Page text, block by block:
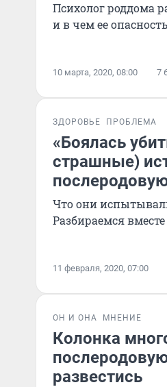
Психолог роддома
и в чем ее опасность
10 марта, 2020, 08:00 7
ЗДОРОВЬЕ ПРОБЛЕМА
«Боялась
страшные)
Что они
Разбираемся вместе
11 февраля, 2020, 07:00
ОН И ОНА МНЕНИЕ
Колонка
развестись